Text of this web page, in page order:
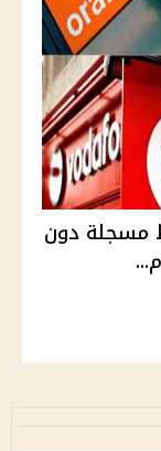
مسجلة دون